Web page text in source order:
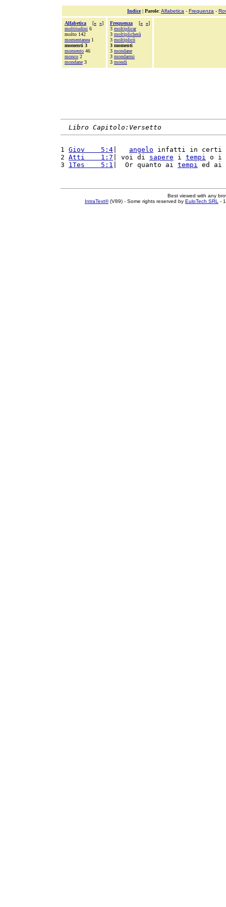
Indice| Parole: Alfabetica - Frequenza -
Alfabetica [« »]
moltitudini 6
molto 142
momentanea 1
momenti 3
momento 46
monco 2
mondane 3
Frequenza [« »]
3 moltiplicar
3 moltiplicherà
3 moltiplicò
3 momenti
3 mondane
3 mondarmi
3 mondi
Libro Capitolo:Versetto
1 Giov    5:4 angelo infatti in certi
2 Atti    1:7 | voi di sapere i tempi o i
3 1Tes    5:1 |  Or quanto ai tempi ed ai
Best viewed with any
IntraText®(V89) - Some rights reserved by EuloTech SRL -